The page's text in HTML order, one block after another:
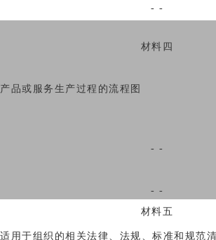
- -
材料四
产品或服务生产过程的流程图
- -
- -
材料五
适用于组织的相关法律、法规、标准和规范